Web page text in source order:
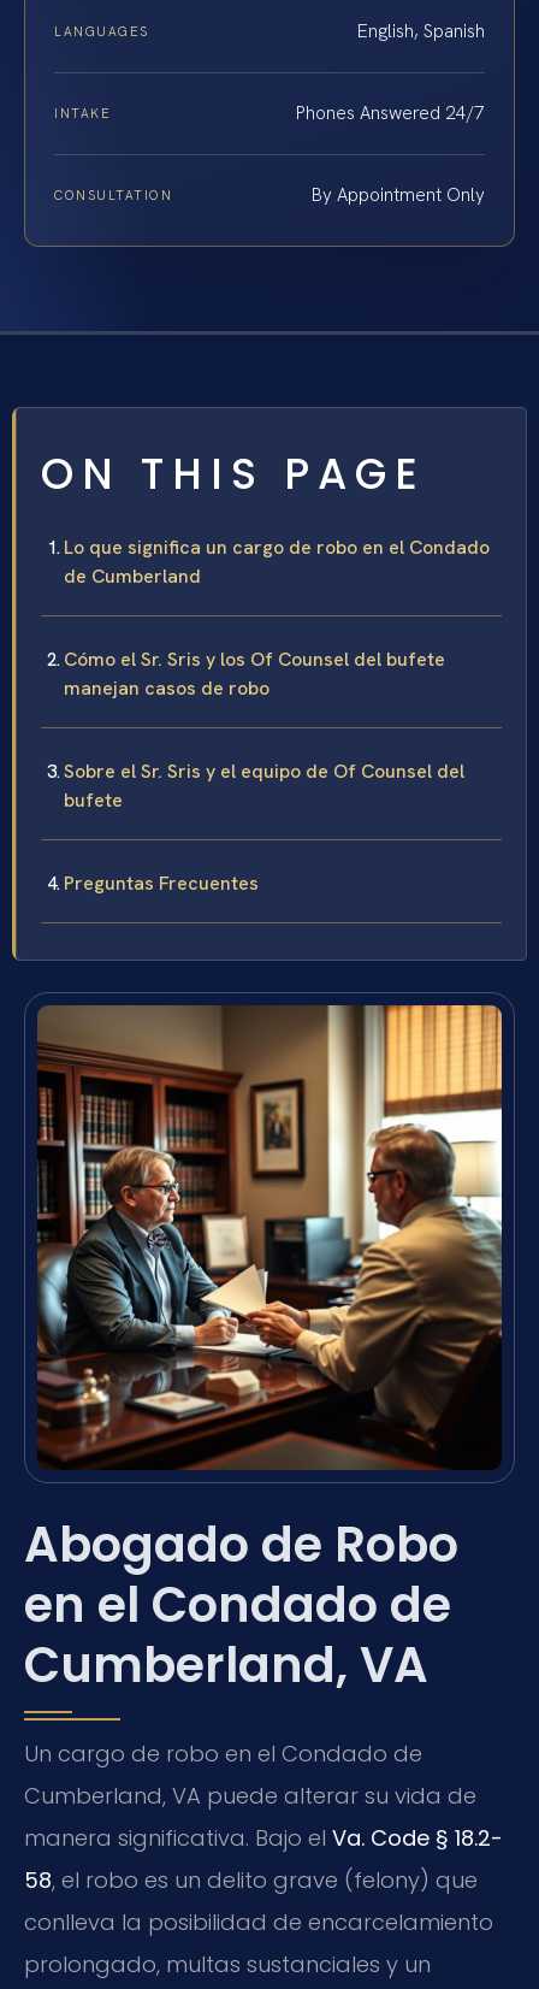
LANGUAGES English, Spanish
INTAKE Phones Answered 24/7
CONSULTATION By Appointment Only
ON THIS PAGE
Lo que significa un cargo de robo en el Condado
de Cumberland
Cómo el Sr. Sris y los Of Counsel del bufete
manejan casos de robo
Sobre el Sr. Sris y el equipo de Of Counsel del
bufete
Preguntas Frecuentes
Abogado de Robo
en el Condado de
Cumberland, VA
Un cargo de robo en el Condado de
Cumberland, VA puede alterar su vida de
manera significativa. Bajo el Va. Code § 18.2-
58, el robo es un delito grave (felony) que
conlleva la posibilidad de encarcelamiento
prolongado, multas sustanciales y un